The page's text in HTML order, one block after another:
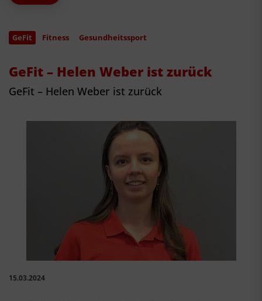
GeFit Fitness Gesundheitssport
GeFit – Helen Weber ist zurück
GeFit – Helen Weber ist zurück
15.03.2024